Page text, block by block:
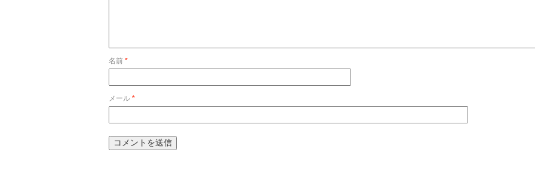
名前 *
メール *